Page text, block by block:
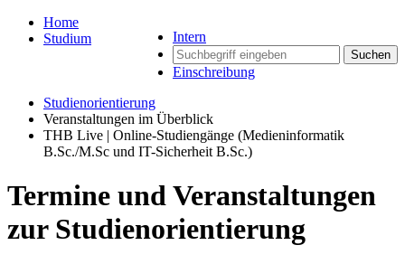
Intern
Suchen
Einschreibung
Home
Studium
Studienorientierung
Veranstaltungen im Überblick
THB Live | Online-Studiengänge (Medieninformatik
B.Sc./M.Sc und IT-Sicherheit B.Sc.)
Termine und Veranstaltungen
zur Studienorientierung